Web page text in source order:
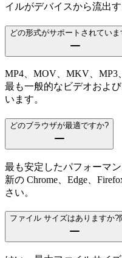
イルがデバイスから流出
どの形式がサポートされていま
MP4、MOV、MKV、MP3
最も一般的なビデオおよ
います。
どのブラウザが最適ですか?
最も安定したパフォーマ
新の Chrome、Edge、
さい。
ファイル サイズはありますか?